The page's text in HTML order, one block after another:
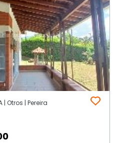
| Otros | Pereira